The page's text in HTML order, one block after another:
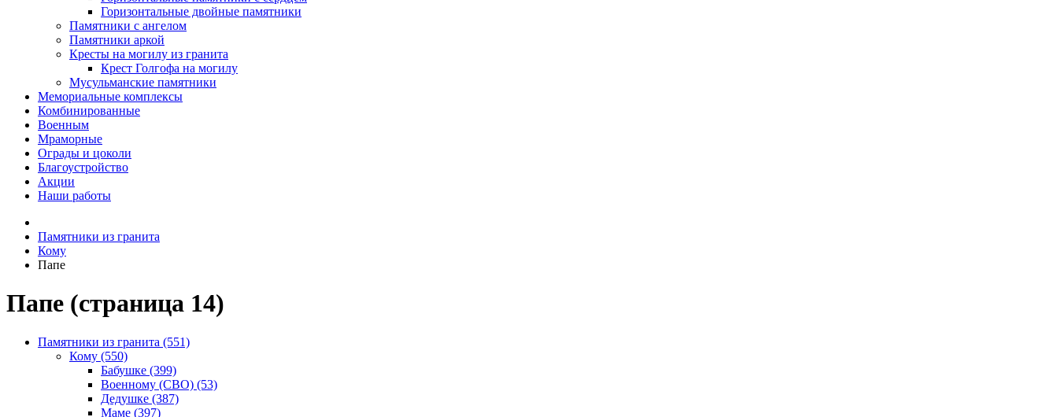
Горизонтальные двойные памятники
Памятники с ангелом
Памятники аркой
Кресты на могилу из гранита
Крест Голгофа на могилу
Мусульманские памятники
Мемориальные комплексы
Комбинированные
Военным
Мраморные
Ограды и цоколи
Благоустройство
Акции
Наши работы
Памятники из гранита
Кому
Папе
Папе (страница 14)
Памятники из гранита (551)
Кому (550)
Бабушке (399)
Военному (СВО) (53)
Дедушке (387)
Маме (397)